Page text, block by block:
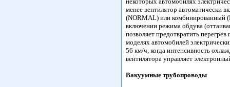
менее вентилятор автоматически
(NORMAL) или комбинированный
включении режима обдува
позволяет предотвратить
моделях автомобилей
56 км/ч, когда интенсивность
вентилятора управляет
Вакуумные трубопроводы